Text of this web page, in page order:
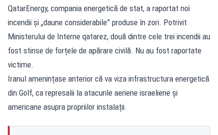
QatarEnergy, compania energetică de stat, a raportat noi
incendii și „daune considerabile” produse în zori. Potrivit
Ministerului de Interne qatarez, două dintre cele trei incendii au
fost stinse de forțele de apărare civilă. Nu au fost raportate
victime.
Iranul amenințase anterior că va viza infrastructura energetică
din Golf, ca represalii la atacurile aeriene israeliene și
americane asupra propriilor instalații.